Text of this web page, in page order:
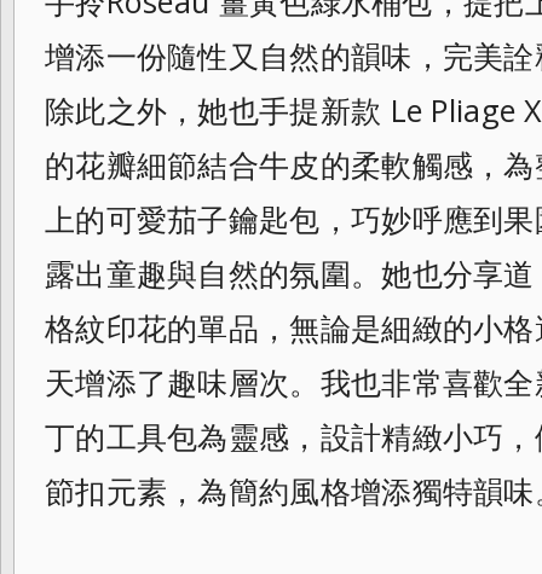
增添一份隨性又自然的韻味，完美
除此之外，她也手提新款 Le Pliage
的花瓣細節結合牛皮的柔軟觸感，
上的可愛茄子鑰匙包，巧妙呼應到
露出童趣與自然的氛圍。她也分享
格紋印花的單品，無論是細緻的小
天增添了趣味層次。我也非常喜歡
丁的工具包為靈感，設計精緻小巧
節扣元素，為簡約風格增添獨特韻